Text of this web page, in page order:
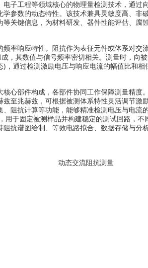
工程等领域核心的物理量检测技术，通过
参数的动态特性。该技术兼具灵敏度高、非
关键信息，为材料研发、器件性能评估、腐
响应特性。阻抗作为表征元件或体系对交
，其数值与信号频率密切相关。测量时，向
，通过检测激励电压与响应电流的幅值比和
部件构成，各部件协同工作保障测量精度
至兆赫兹，可根据被测体系特性灵活调节激
阻抗计算等功能，能够精准检测电压与电流
用于固定被测样品并构建稳定的测试回路，
抗谱图绘制、等效电路拟合、数据存储与分